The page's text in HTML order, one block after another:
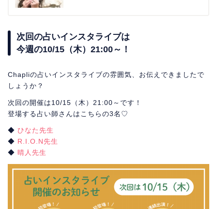
次回の占いインスタライブは
今週の10/15（木）21:00～！
Chapliの占いインスタライブの雰囲気、お伝えできましたで
しょうか？
次回の開催は10/15（木）21:00～です！
登場する占い師さんはこちらの3名♡
◆ ひなた先生
◆ R.I.O.N先生
◆ 晴人先生